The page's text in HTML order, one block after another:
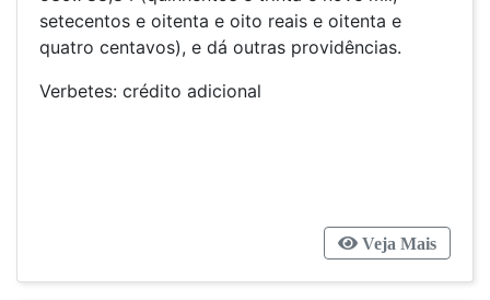
setecentos e oitenta e oito reais e oitenta e
quatro centavos), e dá outras providências.
Verbetes: crédito adicional
Veja Mais